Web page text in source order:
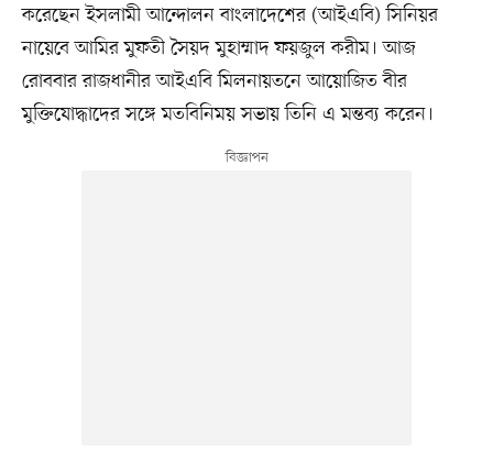
করেছেন ইসলামী আন্দোলন বাংলাদেশের (আইএবি) সিনিয়র
নায়েবে আমির মুফতী সৈয়দ মুহাম্মাদ ফয়জুল করীম। আজ
রোববার রাজধানীর আইএবি মিলনায়তনে আয়োজিত বীর
মুক্তিযোদ্ধাদের সঙ্গে মতবিনিময় সভায় তিনি এ মন্তব্য করেন।